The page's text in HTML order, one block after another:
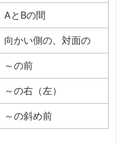
AとBの間
向かい側の、対面の
～の前
～の右（左）
～の斜め前